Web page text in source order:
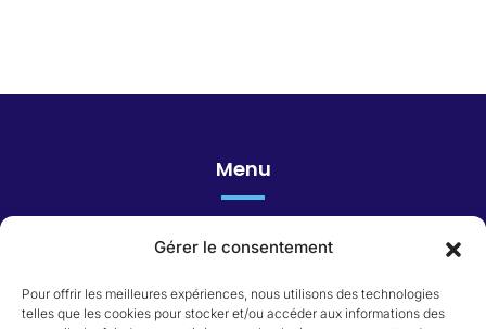
Gérer le consentement
Pour offrir les meilleures expériences, nous utilisons des technologies
telles que les cookies pour stocker et/ou accéder aux informations des
Menu